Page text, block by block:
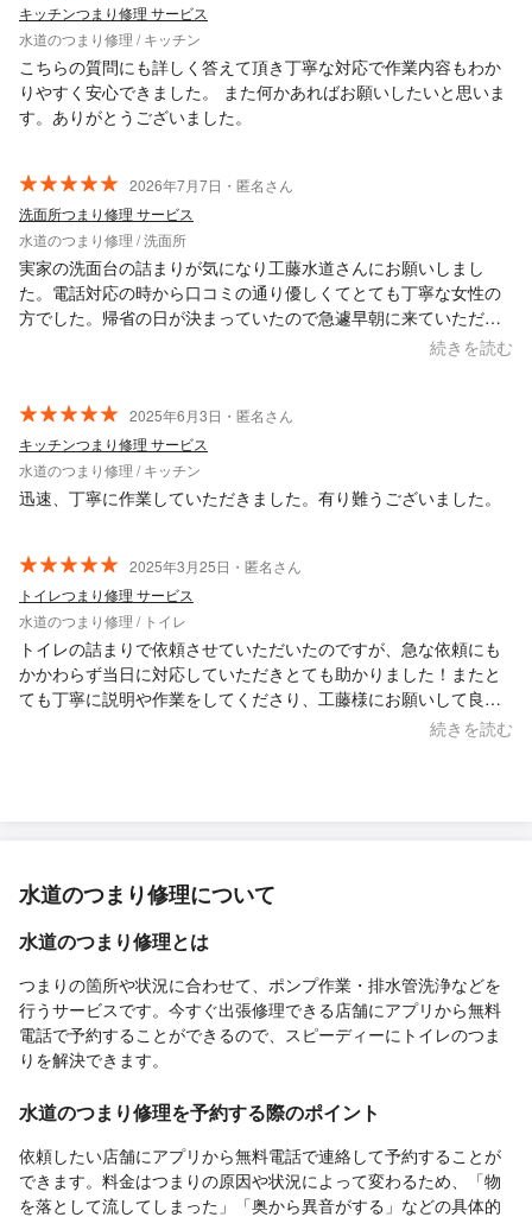
キッチンつまり修理 サービス
水道のつまり修理 / キッチン
こちらの質問にも詳しく答えて頂き丁寧な対応で作業内容もわか
りやすく安心できました。 また何かあればお願いしたいと思いま
す。ありがとうございました。
2026年7月7日・匿名さん
洗面所つまり修理 サービス
水道のつまり修理 / 洗面所
実家の洗面台の詰まりが気になり工藤水道さんにお願いしまし
た。電話対応の時から口コミの通り優しくてとても丁寧な女性の
方でした。帰省の日が決まっていたので急遽早朝に来ていただい
た時も嫌な顔ひとつせず対応してくださいました。 作業も事前に
をしてしまった時も子供目線で優しく話してくださっていて感激
しました。 今後の改善策なども教えていただけて助かりました。
今回はありがとうございました。 また機会がありましたらお願い
したいです。
続きを読む
2025年6月3日・匿名さん
キッチンつまり修理 サービス
水道のつまり修理 / キッチン
迅速、丁寧に作業していただきました。有り難うございました。
2025年3月25日・匿名さん
トイレつまり修理 サービス
水道のつまり修理 / トイレ
トイレの詰まりで依頼させていただいたのですが、急な依頼にも
かかわらず当日に対応していただきとても助かりました！またと
ても丁寧に説明や作業をしてくださり、工藤様にお願いして良か
ったです！ また困ったことがあった時はよろしくお願いいたしま
続きを読む
水道のつまり修理について
水道のつまり修理とは
つまりの箇所や状況に合わせて、ポンプ作業・排水管洗浄などを
行うサービスです。今すぐ出張修理できる店舗にアプリから無料
電話で予約することができるので、スピーディーにトイレのつま
りを解決できます。
水道のつまり修理を予約する際のポイント
依頼したい店舗にアプリから無料電話で連絡して予約することが
できます。料金はつまりの原因や状況によって変わるため、「物
を落として流してしまった」「奥から異音がする」などの具体的